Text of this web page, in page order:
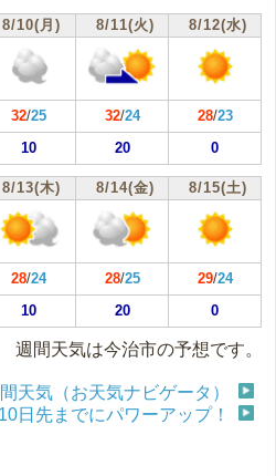
8/10(月) 8/11(火) 8/12(水)
32/25 32/24 28/23
10 20 0
8/13(木) 8/14(金) 8/15(土)
28/24 28/25 29/24
10 20 0
週間天気は今治市の予想です。
天気（お天気ナビゲータ）
日先までにパワーアップ！